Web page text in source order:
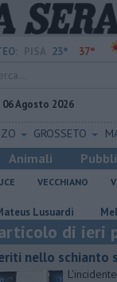
23° 37°
06 Agosto 2026
GROSSETO
Animali
VECCHIANO
Meloria,
di ieri
nello schianto